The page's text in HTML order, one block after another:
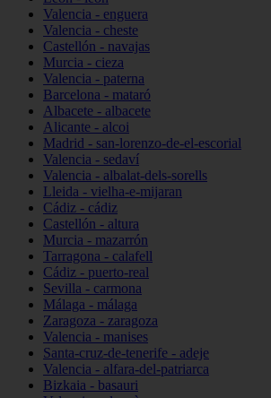
Valencia - enguera
Valencia - cheste
Castellón - navajas
Murcia - cieza
Valencia - paterna
Barcelona - mataró
Albacete - albacete
Alicante - alcoi
Madrid - san-lorenzo-de-el-escorial
Valencia - sedaví
Valencia - albalat-dels-sorells
Lleida - vielha-e-mijaran
Cádiz - cádiz
Castellón - altura
Murcia - mazarrón
Tarragona - calafell
Cádiz - puerto-real
Sevilla - carmona
Málaga - málaga
Zaragoza - zaragoza
Valencia - manises
Santa-cruz-de-tenerife - adeje
Valencia - alfara-del-patriarca
Bizkaia - basauri